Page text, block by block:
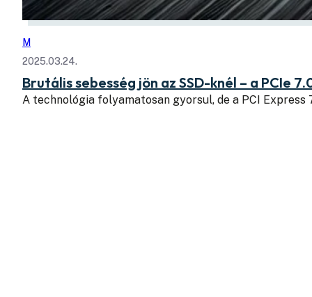
M
2025.03.24.
Brutális sebesség jön az SSD-knél – a PCIe
A technológia folyamatosan gyorsul, de a PCI Express